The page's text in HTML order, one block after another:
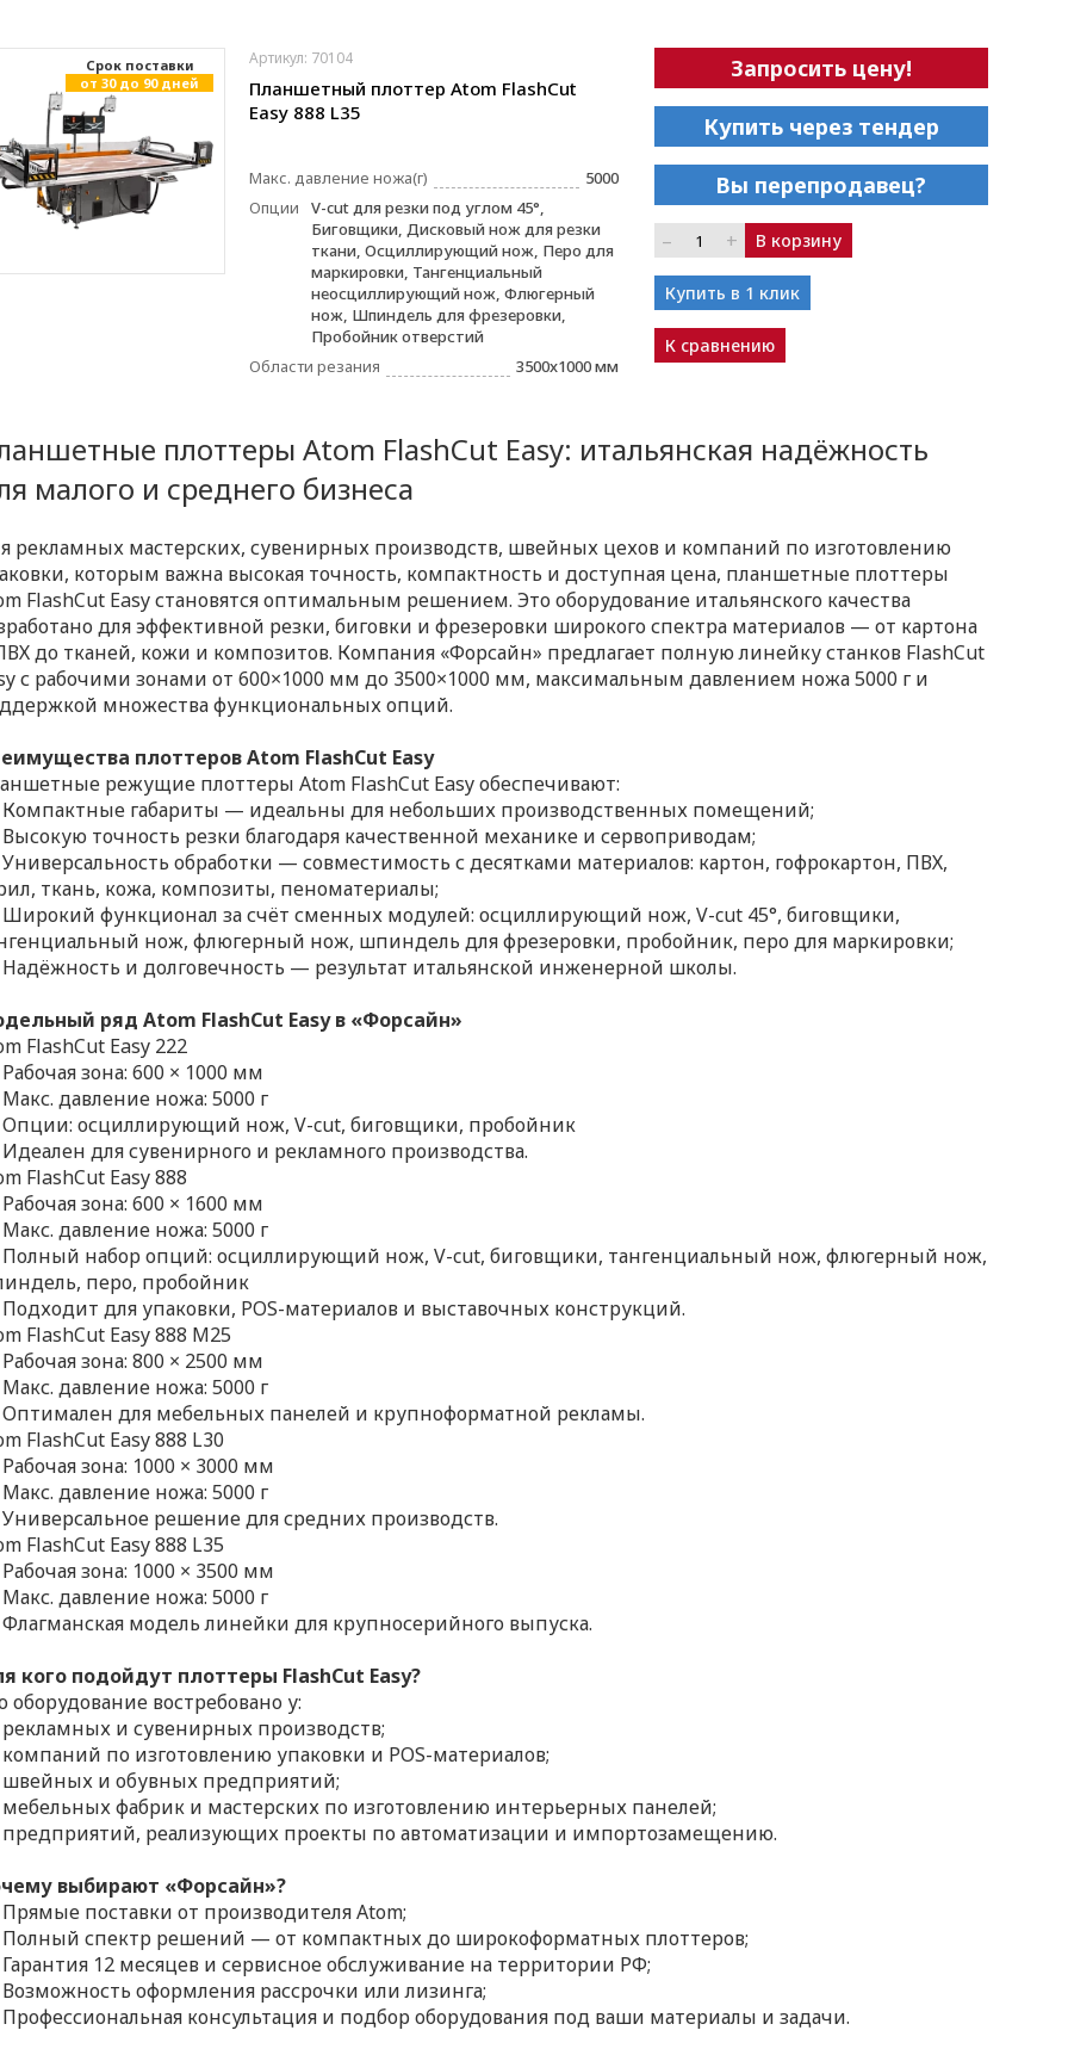
Cрок поставки
от 30 до 90 дней
Артикул: 70104
Планшетный плоттер Atom FlashCut
Easy 888 L35
Макс. давление ножа(г)
5000
Опции
V-cut для резки под углом 45°,
Биговщики, Дисковый нож для резки
ткани, Осциллирующий нож, Перо для
маркировки, Тангенциальный
неосциллирующий нож, Флюгерный
нож, Шпиндель для фрезеровки,
Пробойник отверстий
Области резания
3500x1000 мм
Запросить цену!
Купить через тендер
Вы перепродавец?
– + В корзину
Купить в 1 клик
К сравнению
плоттеры Atom FlashCut Easy: итальянская надёжность
малого и среднего бизнеса
рекламных мастерских, сувенирных производств, швейных цехов и компаний по изготовлению
которым важна высокая точность, компактность и доступная цена, планшетные плоттеры
FlashCut Easy становятся оптимальным решением. Это оборудование итальянского качества
для эффективной резки, биговки и фрезеровки широкого спектра материалов — от картона
до тканей, кожи и композитов. Компания «Форсайн» предлагает полную линейку станков FlashCut
с рабочими зонами от 600×1000 мм до 3500×1000 мм, максимальным давлением ножа 5000 г и
множества функциональных опций.
плоттеров Atom FlashCut Easy
режущие плоттеры Atom FlashCut Easy обеспечивают:
Компактные габариты — идеальны для небольших производственных помещений;
Высокую точность резки благодаря качественной механике и сервоприводам;
Универсальность обработки — совместимость с десятками материалов: картон, гофрокартон, ПВХ,
ткань, кожа, композиты, пеноматериалы;
Широкий функционал за счёт сменных модулей: осциллирующий нож, V-cut 45°, биговщики,
нож, флюгерный нож, шпиндель для фрезеровки, пробойник, перо для маркировки;
Надёжность и долговечность — результат итальянской инженерной школы.
ряд Atom FlashCut Easy в «Форсайн»
FlashCut Easy 222
Рабочая зона: 600 × 1000 мм
Макс. давление ножа: 5000 г
Опции: осциллирующий нож, V-cut, биговщики, пробойник
Идеален для сувенирного и рекламного производства.
FlashCut Easy 888
Рабочая зона: 600 × 1600 мм
Макс. давление ножа: 5000 г
Полный набор опций: осциллирующий нож, V-cut, биговщики, тангенциальный нож, флюгерный нож,
перо, пробойник
Подходит для упаковки, POS-материалов и выставочных конструкций.
FlashCut Easy 888 M25
Рабочая зона: 800 × 2500 мм
Макс. давление ножа: 5000 г
Оптимален для мебельных панелей и крупноформатной рекламы.
FlashCut Easy 888 L30
Рабочая зона: 1000 × 3000 мм
Макс. давление ножа: 5000 г
Универсальное решение для средних производств.
FlashCut Easy 888 L35
Рабочая зона: 1000 × 3500 мм
Макс. давление ножа: 5000 г
Флагманская модель линейки для крупносерийного выпуска.
кого подойдут плоттеры FlashCut Easy?
оборудование востребовано у:
рекламных и сувенирных производств;
компаний по изготовлению упаковки и POS-материалов;
швейных и обувных предприятий;
мебельных фабрик и мастерских по изготовлению интерьерных панелей;
предприятий, реализующих проекты по автоматизации и импортозамещению.
выбирают «Форсайн»?
Прямые поставки от производителя Atom;
Полный спектр решений — от компактных до широкоформатных плоттеров;
Гарантия 12 месяцев и сервисное обслуживание на территории РФ;
Возможность оформления рассрочки или лизинга;
Профессиональная консультация и подбор оборудования под ваши материалы и задачи.